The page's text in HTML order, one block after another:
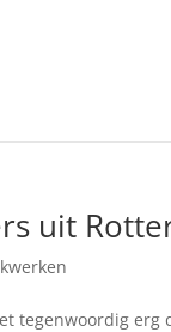
uit
tegenwoordig